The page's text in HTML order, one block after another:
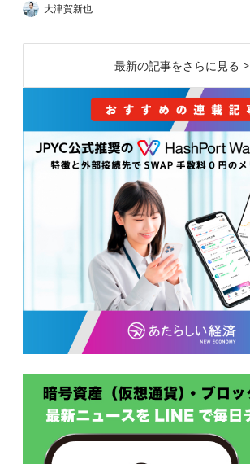
大津賀新也
最新の記事をさらに見る >